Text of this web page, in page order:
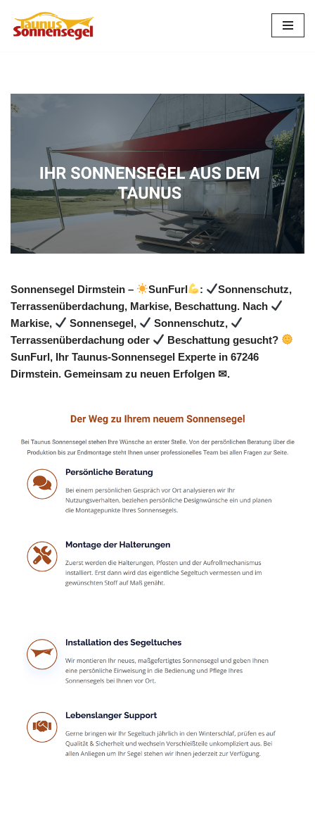
Zum
Sonnensegel Dirmstein – SunFurl :
Sonnenschutz,
Terrassenüberdachung, Markise, Beschattung. Nach
Markise,
Sonnensegel,
Sonnenschutz,
Terrassenüberdachung oder
Beschattung gesucht?
SunFurl, Ihr Taunus-Sonnensegel Experte in 67246
Dirmstein. Gemeinsam zu neuen Erfolgen ✉.